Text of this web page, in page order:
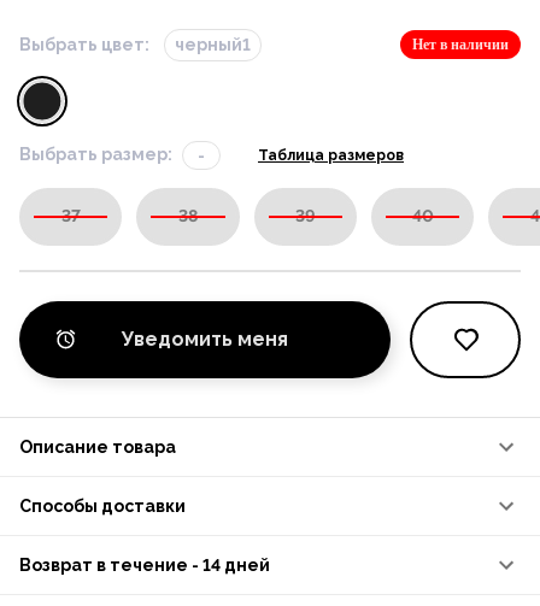
Выбрать цвет: черный1 Нет в наличии
Выбрать размер: - Таблица размеров
37 38 39 40
Уведомить меня
Описание товара
Способы доставки
Возврат в течение - 14 дней